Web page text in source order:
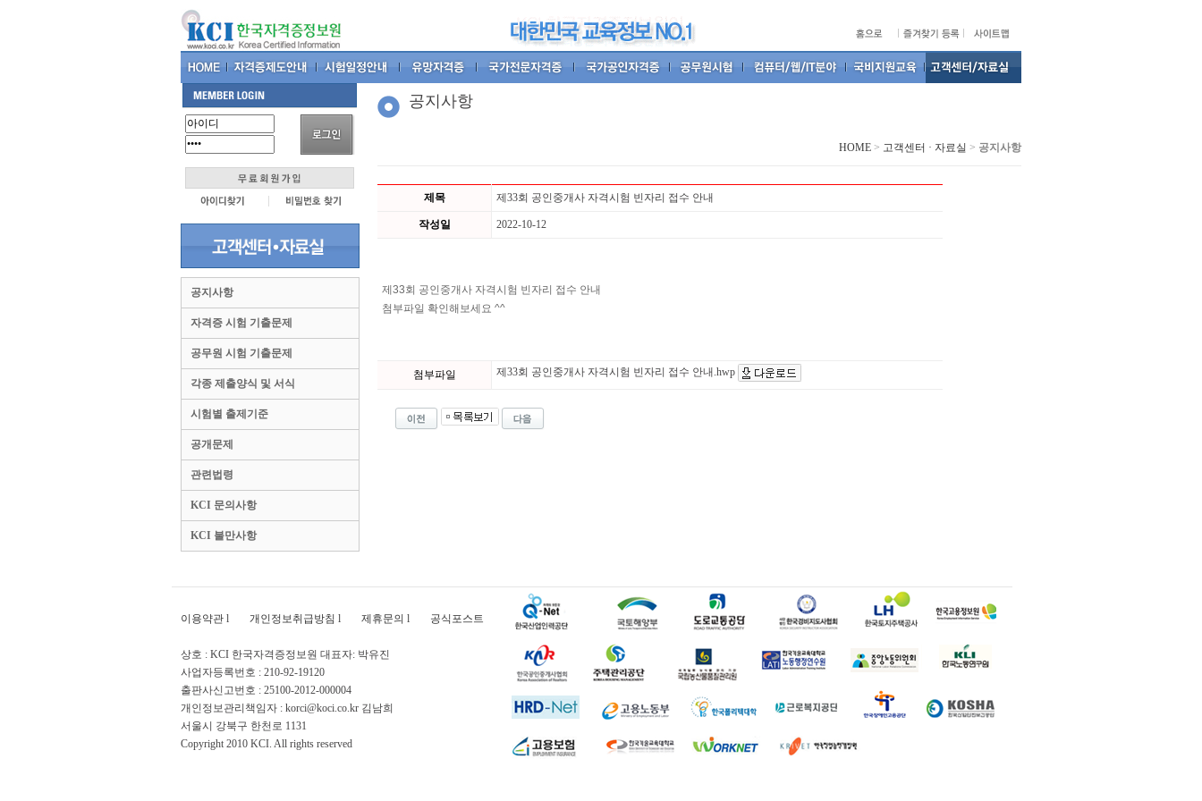
공지사항
자격증 시험 기출문제
공무원 시험 기출문제
각종 제출양식 및 서식
시험별 출제기준
공개문제
관련법령
KCI 문의사항
KCI 불만사항
공지사항
HOME > 고객센터 · 자료실 > 공지사항
제목 제33회 공인중개사 자격시험 빈자리 접수 안내
작성일 2022-10-12
제33회 공인중개사 자격시험 빈자리 접수 안내
첨부파일 확인해보세요 ^^
첨부파일 제33회 공인중개사 자격시험 빈자리 접수 안내.hwp
이용약관 l 개인정보취급방침 l 제휴문의 l 공식포스트
상호 : KCI 한국자격증정보원 대표자: 박유진
사업자등록번호 : 210-92-19120
출판사신고번호 : 25100-2012-000004
개인정보관리책임자 : korci@koci.co.kr 김남희
서울시 강북구 한천로 1131
Copyright 2010 KCI. All rights reserved